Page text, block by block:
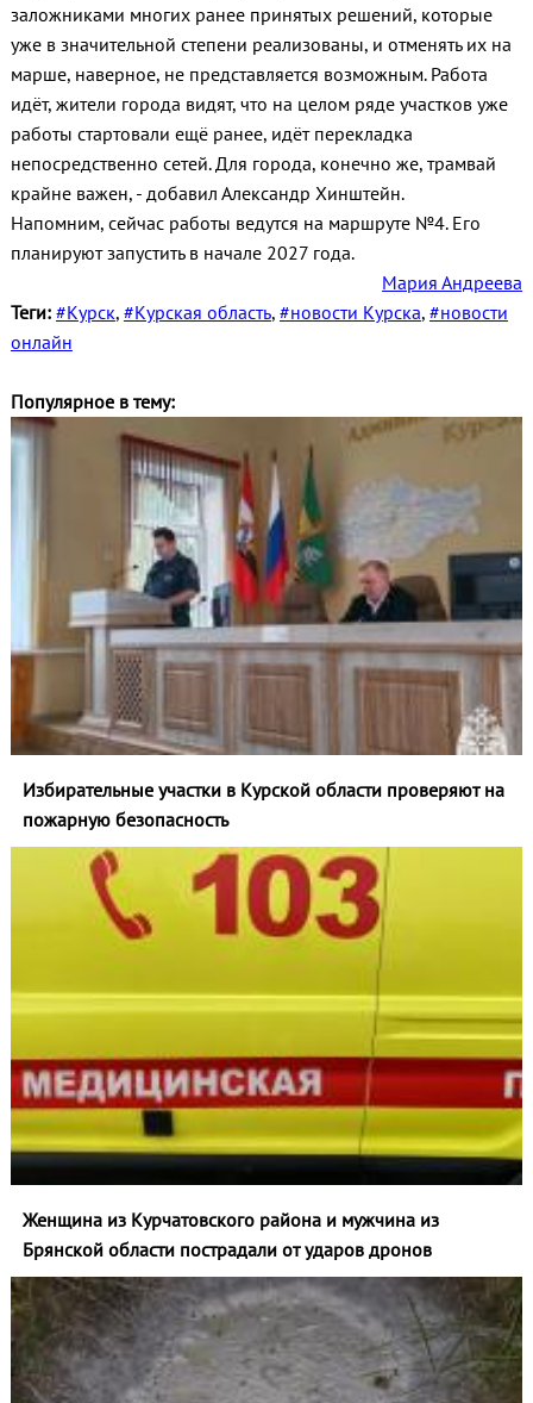
заложниками многих ранее принятых решений, которые
уже в значительной степени реализованы, и отменять их на
марше, наверное, не представляется возможным. Работа
идёт, жители города видят, что на целом ряде участков уже
работы стартовали ещё ранее, идёт перекладка
непосредственно сетей. Для города, конечно же, трамвай
крайне важен, - добавил Александр Хинштейн.
Напомним, сейчас работы ведутся на маршруте №4. Его
планируют запустить в начале 2027 года.
Мария Андреева
Теги: #Курск, #Курская область, #новости Курска, #новости
онлайн
Популярное в тему:
Избирательные участки в Курской области проверяют на
пожарную безопасность
Женщина из Курчатовского района и мужчина из
Брянской области пострадали от ударов дронов